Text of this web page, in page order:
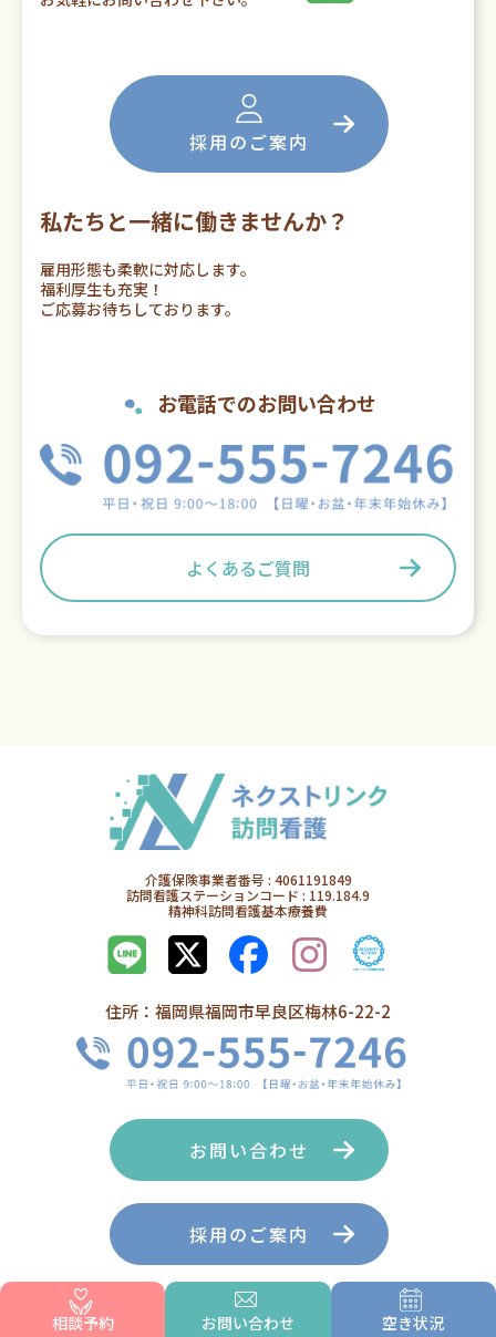
採用のご案内
私たちと一緒に働きませんか？
雇用形態も柔軟に対応します。
福利厚生も充実！
ご応募お待ちしております。
お電話でのお問い合わせ
よくあるご質問
相談予約 お問い合わせ 空き状況
介護保険事業者番号 : 4061191849
訪問看護ステーションコード : 119.184.9
精神科訪問看護基本療養費
住所：福岡県福岡市早良区梅林6-22-2
ホーム 企業関係者様
お問い合わせ
採用のご案内